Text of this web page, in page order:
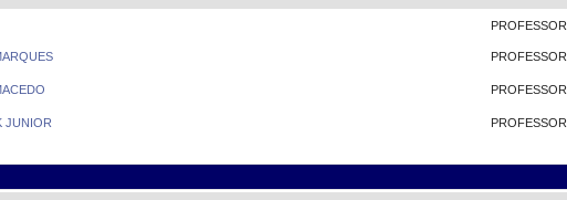
PROFESSOR
PROFESSOR
PROFESSOR
JUNIOR PROFESSOR